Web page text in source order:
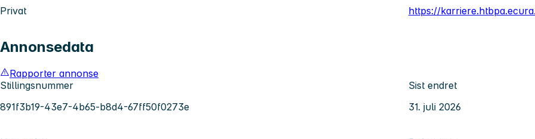
Privat
https://
Annonsedata
Rapporter annonse
Stillingsnummer
891f3b19-43e7-4b65-b8d4-67ff50f0273e
Sist endret
31. juli 2026